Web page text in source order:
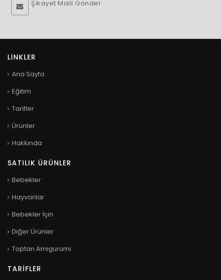
Şikayet Maili Gönder
LINKLER
Ana Sayfa
Eğitim
Tarifler
Ürünler
Hakkında
SATILIK ÜRÜNLER
Bebekler
Hayvanlar
Bebekler İçin
Diğer Ürünler
Toptan Amigurumi
TARIFLER